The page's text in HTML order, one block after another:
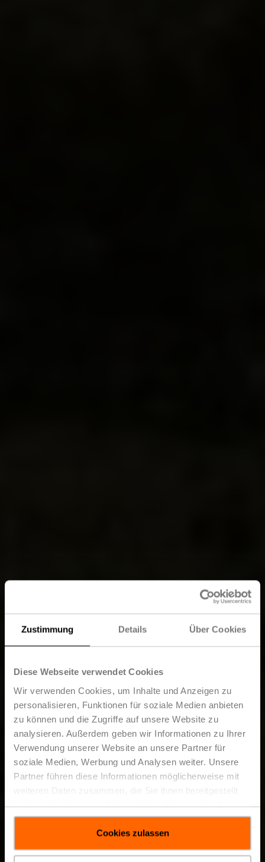
Zustimmung Details Über Cookies
Diese Webseite verwendet Cookies
Wir verwenden Cookies, um Inhalte und Anzeigen zu
personalisieren, Funktionen für soziale Medien anbieten
zu können und die Zugriffe auf unsere Website zu
analysieren. Außerdem geben wir Informationen zu Ihrer
Verwendung unserer Website an unsere Partner für
soziale Medien, Werbung und Analysen weiter. Unsere
Partner führen diese Informationen möglicherweise mit
gesammelt haben.
Cookies zulassen